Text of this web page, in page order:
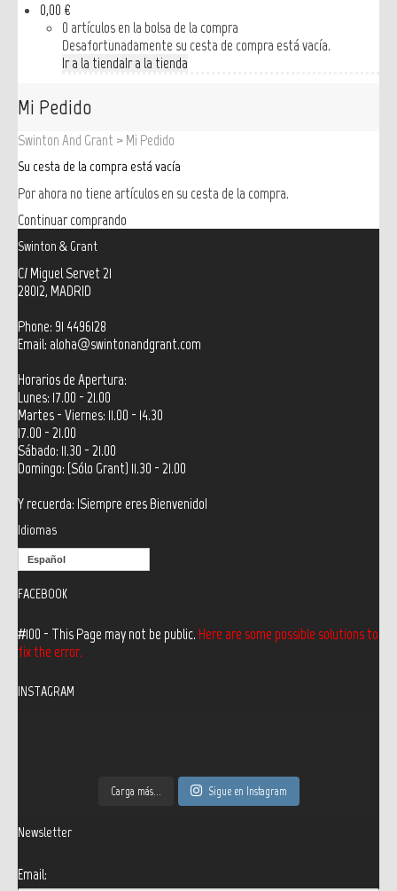
0,00 €
0 artículos en la bolsa de la compra
Desafortunadamente su cesta de compra está vacía.
Ir a la tiendaIr a la tienda
Mi Pedido
Swinton And Grant > Mi Pedido
Su cesta de la compra está vacía
Por ahora no tiene artículos en su cesta de la compra.
Continuar comprando
Swinton & Grant
C/ Miguel Servet 21
28012, MADRID
Phone: 91 4496128
Email: aloha@swintonandgrant.com
Horarios de Apertura:
Lunes: 17.00 - 21.00
Martes - Viernes: 11.00 - 14.30
17.00 - 21.00
Sábado: 11.30 - 21.00
Domingo: (Sólo Grant) 11.30 - 21.00
Y recuerda: ¡Siempre eres Bienvenido!
Idiomas
Español
FACEBOOK
#100 - This Page may not be public. Here are some possible solutions to
fix the error.
INSTAGRAM
Carga más... Sigue en Instagram
Newsletter
Email: